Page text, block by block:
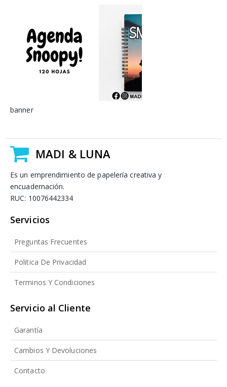
banner
MADI & LUNA
Es un emprendimiento de papelería creativa y
encuadernación.
RUC: 10076442334
Servicios
Preguntas Frecuentes
Politica De Privacidad
Terminos Y Condiciones
Servicio al Cliente
Garantía
Cambios Y Devoluciones
Contacto